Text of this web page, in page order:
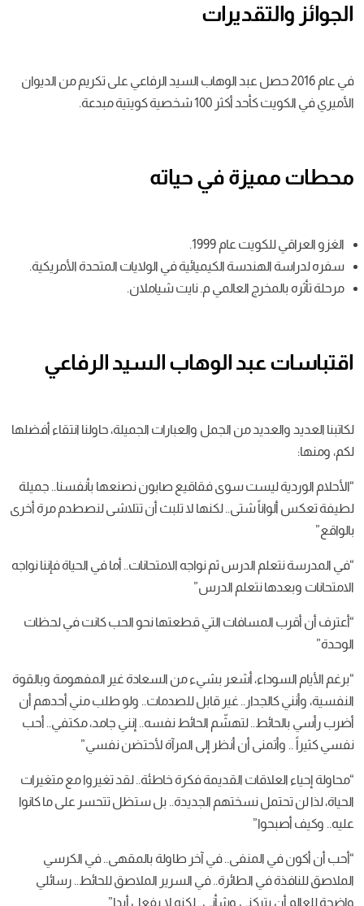
الجوائز والتقديرات
في عام 2016 حصل عبد الوهاب السيد الرفاعي على تكريم من الديوان
الأميري في الكويت كأحد أكثر 100 شخصية كويتية مبدعة.
محطات مميزة في حياته
الغزو العراقي للكويت عام 1999.
سفره لدراسة الهندسة الكيميائية في الولايات المتحدة الأمريكية.
مرحلة تأثره بالمخرج العالمي م. نايت شياملان.
اقتباسات عبد الوهاب السيد الرفاعي
لكاتبنا العديد والعديد من الجمل والعبارات الجميلة، حاولنا انتقاء أفضلها
لكم، ومنها:
“الأحلام الوردية ليست سوى فقاقيع صابون نصنعها بأنفسنا.. جميلة
لطيفة تعكس ألواناً شتى.. لكنها لا تلبث أن تتلاشى لنصطدم مرة أخرى
بالواقع”
“في المدرسة نتعلم الدرس ثم نواجه الامتحانات.. أما في الحياة فإننا نواجه
الامتحانات وبعدها نتعلم الدرس”
“أعترف أن أقرب المسافات التي قطعتها نحو الحب كانت في لحظات
الوحدة”
“برغم الأيام السوداء، أشعر بشيء من السعادة غير المفهومة وبالقوة
النفسية، وأنني كالجدار.. غير قابل للصدمات.. ولو طلب مني أحدهم أن
أضرب رأسي بالحائط.. لتهشّم الحائط نفسه.. إنني جامد، مكتفي.. أحب
نفسي كثيراً .. وأتمنى أن أنظر إلى المرآة لأحتضن نفسي”
“محاولة إحياء العلاقات القديمة فكرة خاطئة.. لقد تغيروا مع متغيرات
الحياة، لذا لن تحتمل نسختهم الجديدة.. بل ستظل تتحسر على ما كانوا
عليه.. وكيف أصبحوا”
“أحب أن أكون في المنفى.. في آخر طاولة بالمقهى.. في الكرسي
الملاصق للنافذة في الطائرة.. في السرير الملاصق للحائط.. رسائلي
واضحة للعالم أن يتركني وشأني.. لكنه لا يفعل أبدا”